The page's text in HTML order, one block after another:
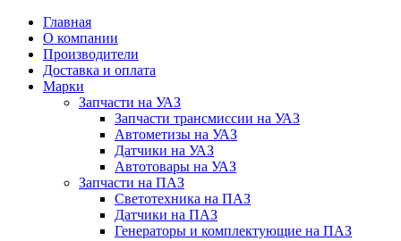
Главная
О компании
Производители
Доставка и оплата
Марки
Запчасти на УАЗ
Запчасти трансмиссии на УАЗ
Автометизы на УАЗ
Датчики на УАЗ
Автотовары на УАЗ
Запчасти на ПАЗ
Светотехника на ПАЗ
Датчики на ПАЗ
Генераторы и комплектующие на ПАЗ